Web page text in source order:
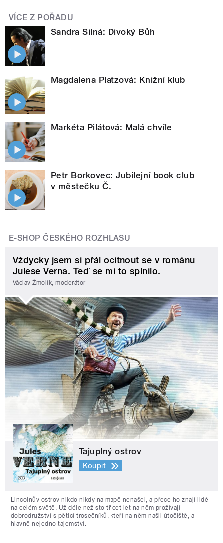
VÍCE Z POŘADU
Sandra Silná: Divoký Bůh
Magdalena Platzová: Knižní klub
Markéta Pilátová: Malá chvíle
Petr Borkovec: Jubilejní book club
v městečku Č.
E-SHOP ČESKÉHO ROZHLASU
Vždycky jsem si přál ocitnout se v románu
Julese Verna. Teď se mi to splnilo.
Václav Žmolík, moderátor
Tajuplný ostrov
Koupit
Lincolnův ostrov nikdo nikdy na mapě nenašel, a přece ho znají lidé
na celém světě. Už déle než sto třicet let na něm prožívají
dobrodružství s pěticí trosečníků, kteří na něm našli útočiště, a
hlavně nejedno tajemství.